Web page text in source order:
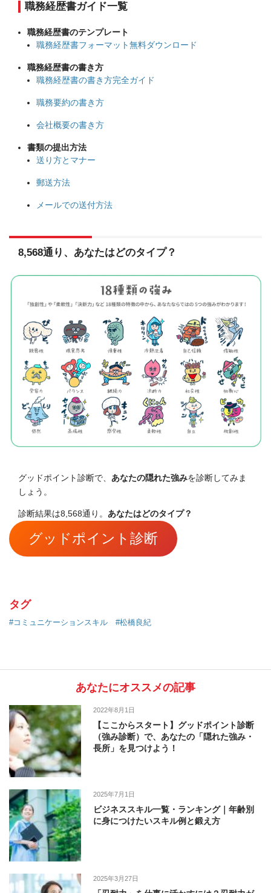
職務経歴書ガイド一覧
職務経歴書のテンプレート
職務経歴書フォーマット無料ダウンロード
職務経歴書の書き方
職務経歴書の書き方完全ガイド
職務要約の書き方
会社概要の書き方
書類の提出方法
送り方とマナー
郵送方法
メールでの送付方法
8,568通り、あなたはどのタイプ？
グッドポイント診断で、 あなたの隠れた強みを診断してみま
しょう。
診断結果は8,568通り。 あなたはどのタイプ？
グッドポイント診断
タグ
#コミュニケーションスキル #松橋良紀
あなたにオススメの記事
2022年8月1日
【ここからスタート】グッドポイント診断
（強み診断）で、あなたの「隠れた強み・
長所」を見つけよう！
2025年7月1日
ビジネススキル一覧・ランキング｜年齢別
に身につけたいスキル例と鍛え方
2025年3月27日